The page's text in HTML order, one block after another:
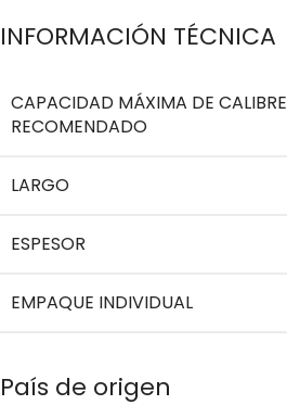
INFORMACIÓN TÉCNICA
CAPACIDAD MÁXIMA DE CALIBRE
RECOMENDADO
LARGO
ESPESOR
EMPAQUE INDIVIDUAL
País de origen